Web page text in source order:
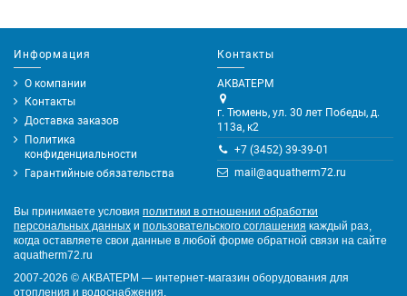
Информация
О компании
Контакты
Доставка заказов
Политика
конфиденциальности
Гарантийные обязательства
Контакты
АКВАТЕРМ
г. Тюмень, ул. 30 лет Победы, д.
113а, к2
+7 (3452) 39-39-01
mail@aquatherm72.ru
Вы принимаете условия политики в отношении обработки
персональных данных и пользовательского соглашения каждый раз,
когда оставляете свои данные в любой форме обратной связи на сайте
aquatherm72.ru
2007-2026 © АКВАТЕРМ — интернет-магазин оборудования для
отопления и водоснабжения.